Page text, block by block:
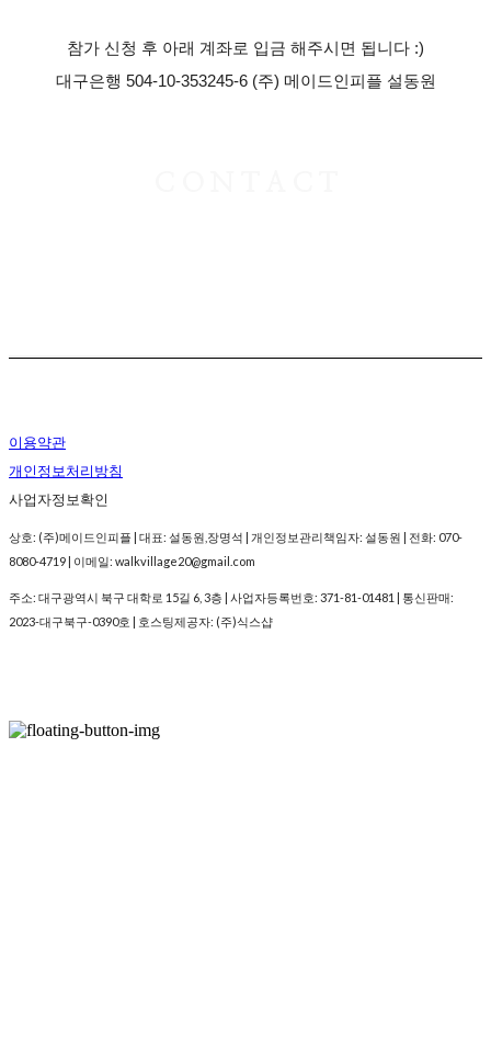
참가 신청 후 아래 계좌로 입금 해주시면 됩니다 :)
대구은행 504-10-353245-6 (주) 메이드인피플 설동원
이용약관
개인정보처리방침
사업자정보확인
상호: (주)메이드인피플 | 대표: 설동원,장명석 | 개인정보관리책임자: 설동원 | 전화: 070-
8080-4719 | 이메일: walkvillage20@gmail.com
주소: 대구광역시 북구 대학로 15길 6, 3층 | 사업자등록번호: 371-81-01481 | 통신판매:
2023-대구북구-0390호 | 호스팅제공자: (주)식스샵